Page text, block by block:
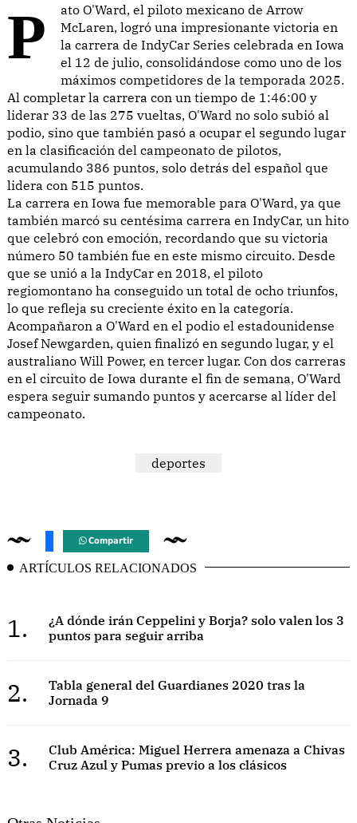
Pato O'Ward, el piloto mexicano de Arrow
McLaren, logró una impresionante victoria en
la carrera de IndyCar Series celebrada en Iowa
el 12 de julio, consolidándose como uno de los
máximos competidores de la temporada 2025.
Al completar la carrera con un tiempo de 1:46:00 y
liderar 33 de las 275 vueltas, O'Ward no solo subió al
podio, sino que también pasó a ocupar el segundo lugar
en la clasificación del campeonato de pilotos,
acumulando 386 puntos, solo detrás del español que
lidera con 515 puntos.
La carrera en Iowa fue memorable para O'Ward, ya que
también marcó su centésima carrera en IndyCar, un hito
que celebró con emoción, recordando que su victoria
número 50 también fue en este mismo circuito. Desde
que se unió a la IndyCar en 2018, el piloto
regiomontano ha conseguido un total de ocho triunfos,
lo que refleja su creciente éxito en la categoría.
Acompañaron a O'Ward en el podio el estadounidense
Josef Newgarden, quien finalizó en segundo lugar, y el
australiano Will Power, en tercer lugar. Con dos carreras
en el circuito de Iowa durante el fin de semana, O'Ward
espera seguir sumando puntos y acercarse al líder del
campeonato.
deportes
Compartir
ARTÍCULOS RELACIONADOS
1.
¿A dónde irán Ceppelini y Borja? solo valen los 3
puntos para seguir arriba
2.
Tabla general del Guardianes 2020 tras la
Jornada 9
3.
Club América: Miguel Herrera amenaza a Chivas
Cruz Azul y Pumas previo a los clásicos